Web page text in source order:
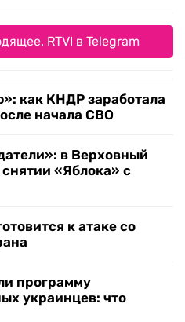
RTVI в Telegram
как КНДР заработала
начала СВО
в Верховный
«Яблока» с
к атаке со
программу
украинцев: что